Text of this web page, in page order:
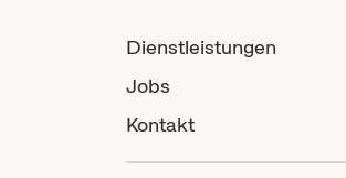
Dienstleistungen
Jobs
Kontakt